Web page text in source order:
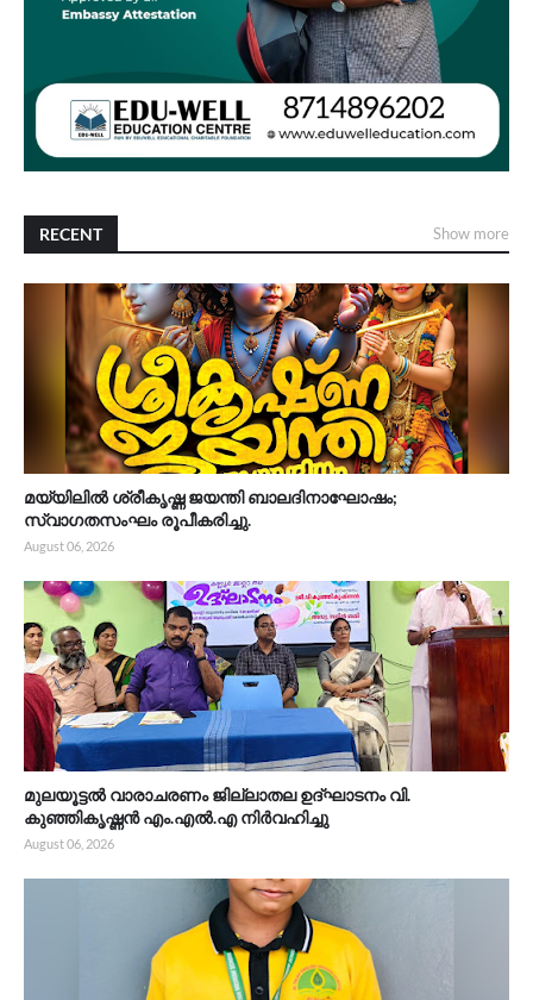
RECENT Show more
മയ്യിലിൽ ശ്രീകൃഷ്ണ ജയന്തി ബാലദിനാഘോഷം;
സ്വാഗതസംഘം രൂപീകരിച്ചു.
August 06, 2026
മുലയൂട്ടൽ വാരാചരണം ജില്ലാതല ഉദ്ഘാടനം വി.
കുഞ്ഞികൃഷ്ണൻ എം.എൽ.എ നിർവഹിച്ചു
August 06, 2026